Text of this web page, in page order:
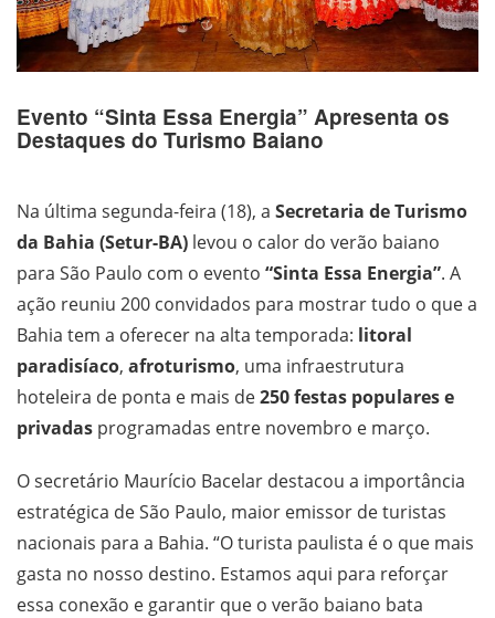
Evento “Sinta Essa Energia” Apresenta os
Destaques do Turismo Baiano
Na última segunda-feira (18), a Secretaria de Turismo
da Bahia (Setur-BA) levou o calor do verão baiano
para São Paulo com o evento “Sinta Essa Energia”. A
ação reuniu 200 convidados para mostrar tudo o que a
Bahia tem a oferecer na alta temporada: litoral
paradisíaco, afroturismo, uma infraestrutura
hoteleira de ponta e mais de250 festas populares e
privadas programadas entre novembro e março.
O secretário Maurício Bacelar destacou a importância
estratégica de São Paulo, maior emissor de turistas
nacionais para a Bahia. “O turista paulista é o que mais
gasta no nosso destino. Estamos aqui para reforçar
essa conexão e garantir que o verão baiano bata